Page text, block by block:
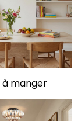
à manger